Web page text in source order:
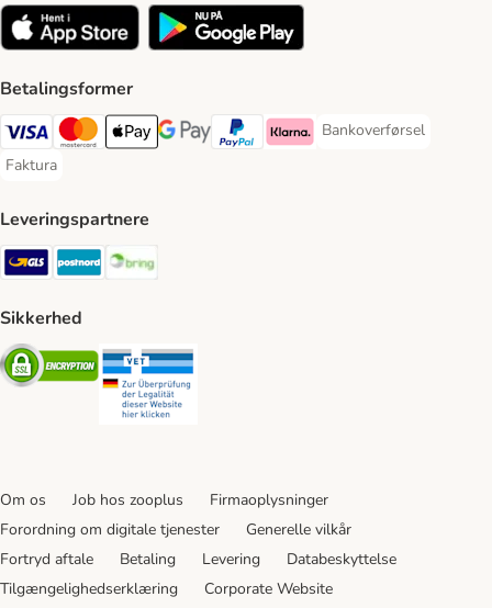
Betalingsformer
VISA Payment Method
Mastercard Payment Method
Apply pay Payment Method
Google Pay Payment Method
paypal Payment Method
Klarna Payment Method
Bankoverførsel
Bankoverførsel
Faktura
Faktura Payment Method
Leveringspartnere
GLS Shipping Method
Postnord Shipping Method
Sikkerhed
Security
Om os Job hos zooplus
Firmaoplysninger
Forordning om digitale tjenester
Generelle vilkår
Fortryd aftale
Betaling Levering
Databeskyttelse
Tilgængelighedserklæring
Corporate Website